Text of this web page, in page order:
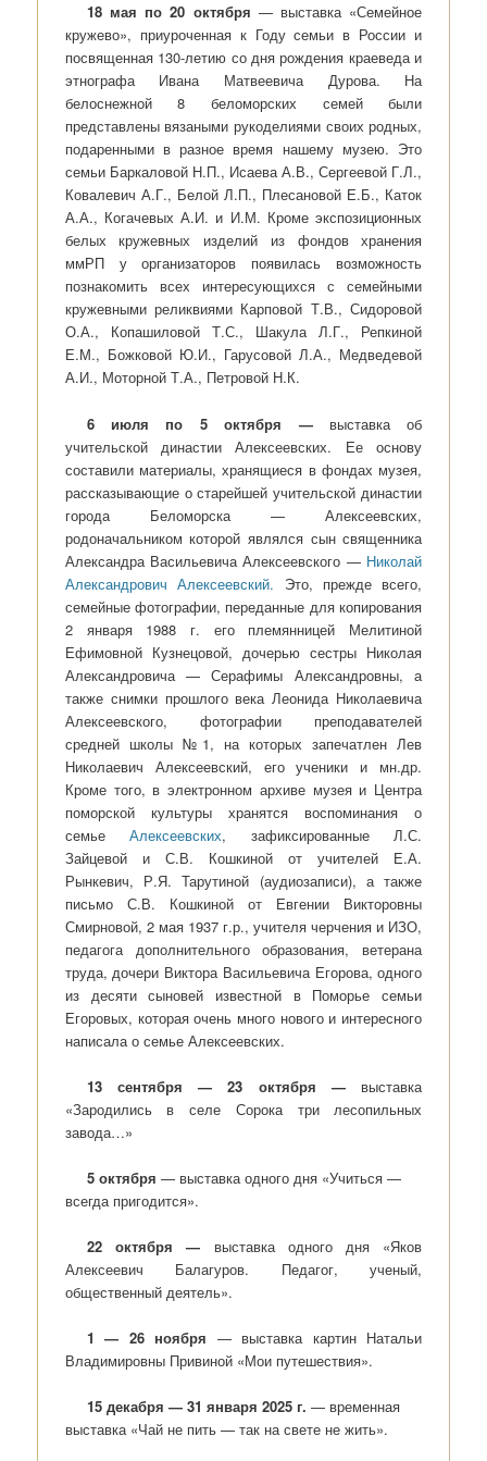
18 мая по 20 октября — выставка «Семейное
кружево», приуроченная к Году семьи в России и
посвященная 130-летию со дня рождения краеведа и
этнографа Ивана Матвеевича Дурова. На
белоснежной 8 беломорских семей были
представлены вязаными рукоделиями своих родных,
подаренными в разное время нашему музею. Это
семьи Баркаловой Н.П., Исаева А.В., Сергеевой Г.Л.,
Ковалевич А.Г., Белой Л.П., Плесановой Е.Б., Каток
А.А., Когачевых А.И. и И.М. Кроме экспозиционных
белых кружевных изделий из фондов хранения
ммРП у организаторов появилась возможность
познакомить всех интересующихся с семейными
кружевными реликвиями Карповой Т.В., Сидоровой
О.А., Копашиловой Т.С., Шакула Л.Г., Репкиной
Е.М., Божковой Ю.И., Гарусовой Л.А., Медведевой
А.И., Моторной Т.А., Петровой Н.К.
6 июля по 5 октября — выставка об
учительской династии Алексеевских. Ее основу
составили материалы, хранящиеся в фондах музея,
рассказывающие о старейшей учительской династии
города Беломорска — Алексеевских,
родоначальником которой являлся сын священника
Александра Васильевича Алексеевского — Николай
Александрович Алексеевский. Это, прежде всего,
семейные фотографии, переданные для копирования
2 января 1988 г. его племянницей Мелитиной
Ефимовной Кузнецовой, дочерью сестры Николая
Александровича — Серафимы Александровны, а
также снимки прошлого века Леонида Николаевича
Алексеевского, фотографии преподавателей
средней школы №1, на которых запечатлен Лев
Николаевич Алексеевский, его ученики и мн.др.
Кроме того, в электронном архиве музея и Центра
поморской культуры хранятся воспоминания о
семьеАлексеевских, зафиксированные Л.С.
Зайцевой и С.В. Кошкиной от учителей Е.А.
Рынкевич, Р.Я. Тарутиной (аудиозаписи), а также
письмо С.В. Кошкиной от Евгении Викторовны
Смирновой, 2 мая 1937 г.р., учителя черчения и ИЗО,
педагога дополнительного образования, ветерана
труда, дочери Виктора Васильевича Егорова, одного
из десяти сыновей известной в Поморье семьи
Егоровых, которая очень много нового и интересного
написала о семье Алексеевских.
13 сентября — 23 октября — выставка
«Зародились в селе Сорока три лесопильных
завода…»
5 октября — выставка одного дня «Учиться —
всегда пригодится».
22 октября — выставка одного дня «Яков
Алексеевич Балагуров. Педагог, ученый,
общественный деятель».
1 — 26 ноября — выставка картин Натальи
Владимировны Привиной «Мои путешествия».
15 декабря — 31 января 2025 г. — временная
выставка «Чай не пить — так на свете не жить».